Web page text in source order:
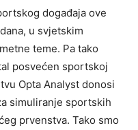
događaja ove
u svjetskim
teme. Pa tako
posvećen sportskoj
Opta Analyst donosi
simuliranje sportskih
prvenstva. Tako smo